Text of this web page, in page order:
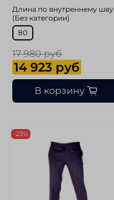
Длина по внутреннему шву
(Без категории)
80
17 980 руб
14 923 руб
В корзину
-23%